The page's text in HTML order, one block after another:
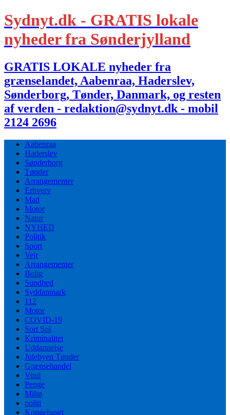
Sydnyt.dk - GRATIS lokale
nyheder fra Sønderjylland
GRATIS LOKALE nyheder fra
grænselandet, Aabenraa, Haderslev,
Sønderborg, Tønder, Danmark, og resten
af verden - redaktion@sydnyt.dk - mobil
2124 2696
Aabenraa
Haderslev
Sønderborg
Tønder
Arrangementer
Erhverv
Mad
Motor
Natur
NYHED
Politik
Sport
Vejr
Arrangementer
Bolig
Sundhed
Syddanmark
112
Motor
COVID-19
Sort Sol
Kriminalitet
Uddannelse
Julebyen Tønder
Grænsehandel
Vind
Penge
Miljø
politi
Kongehuset